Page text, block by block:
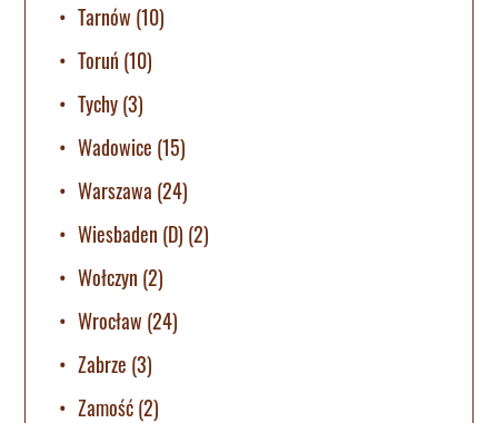
Tarnów (10)
Toruń (10)
Tychy(3)
Wadowice (15)
Warszawa (24)
Wiesbaden (D) (2)
Wołczyn (2)
Wrocław (24)
Zabrze (3)
Zamość(2)